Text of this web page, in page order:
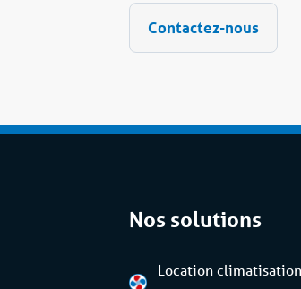
Contactez-nous
Nos solutions
Location climatisation